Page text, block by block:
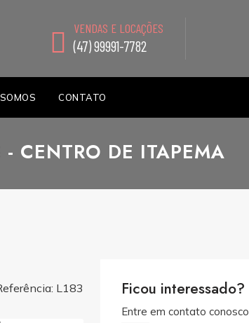
VENDAS E LOCAÇÕES
(47) 99991-7782
CONTATO
CENTRO DE ITAPEMA
L183 Ficou interessado?
Entre em contato conosco